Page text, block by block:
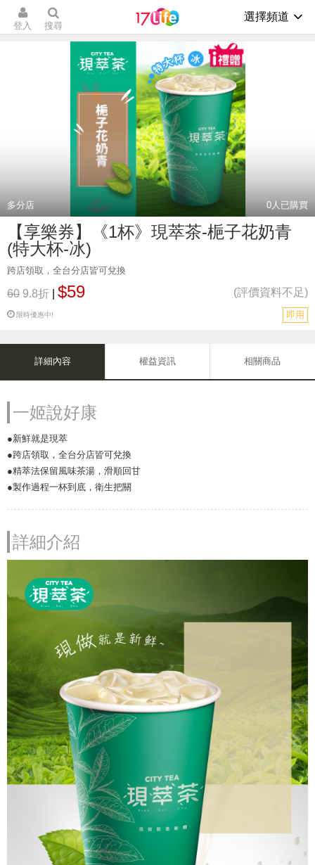
登入 搜尋
選擇頻道
多分店 0人已購買
【享樂券】《1杯》現萃茶-梔子花奶青
(特大杯-冰)
跨店領取，全台分店皆可兌換
60 9.8折 $59 (評價資料不足)
限時優惠中! 即用
詳細內容 權益資訊 相關商品
一姬說好康
●新鮮就是現萃
●跨店領取，全台分店皆可兌換
●精萃法保留風味茶湯，滑順回甘
●製作過程一杯到底，衛生把關
詳細介紹